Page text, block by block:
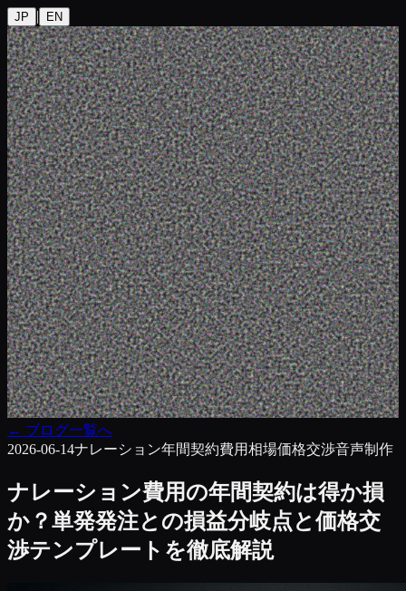
JP | EN
← ブログ一覧へ
2026-06-14ナレーション年間契約費用相場価格交渉音声制作
ナレーション費用の年間契約は得か損
か？単発発注との損益分岐点と価格交
渉テンプレートを徹底解説